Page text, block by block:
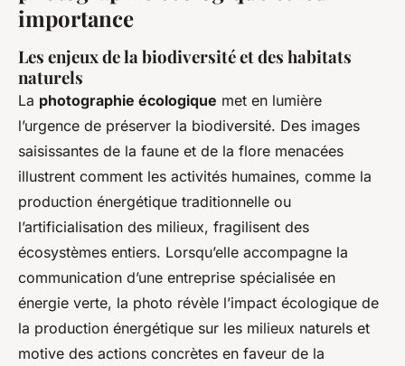
importance
Les enjeux de la biodiversité et des habitats
naturels
La photographie écologique met en lumière
l’urgence de préserver la biodiversité. Des images
saisissantes de la faune et de la flore menacées
illustrent comment les activités humaines, comme la
production énergétique traditionnelle ou
l’artificialisation des milieux, fragilisent des
écosystèmes entiers. Lorsqu’elle accompagne la
communication d’une entreprise spécialisée en
énergie verte, la photo révèle l’impact écologique de
la production énergétique sur les milieux naturels et
motive des actions concrètes en faveur de la